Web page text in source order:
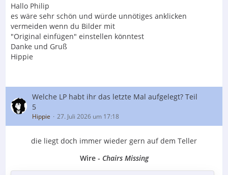
Hallo Philip
es wäre sehr schön und würde unnötiges anklicken
vermeiden wenn du Bilder mit
"Original einfügen" einstellen könntest
Danke und Gruß
Hippie
Welche LP habt ihr das letzte Mal aufgelegt? Teil
5
Hippie 27. Juli 2026 um 17:18
die liegt doch immer wieder gern auf dem Teller
Wire - Chairs Missing